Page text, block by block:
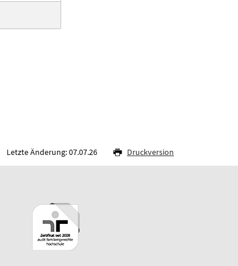
Letzte Änderung: 07.07.26 Druckversion